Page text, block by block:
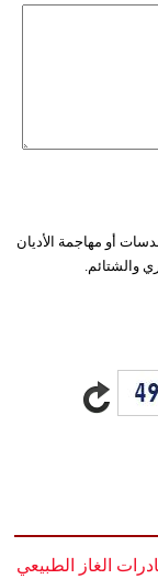
أو مهاجمة الأديان
والشتائم.
الغاز الطبيعي